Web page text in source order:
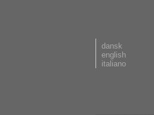
dansk
english
italiano